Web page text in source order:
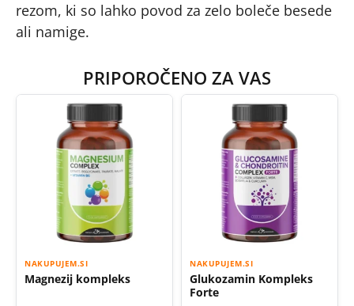
rezom, ki so lahko povod za zelo boleče besede
ali namige.
PRIPOROČENO ZA VAS
NAKUPUJEM.SI
Magnezij kompleks
NAKUPUJEM.SI
Glukozamin Kompleks
Forte